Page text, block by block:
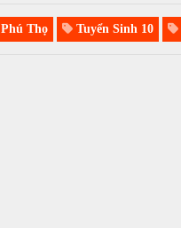
Phú Thọ Tuyển Sinh 10